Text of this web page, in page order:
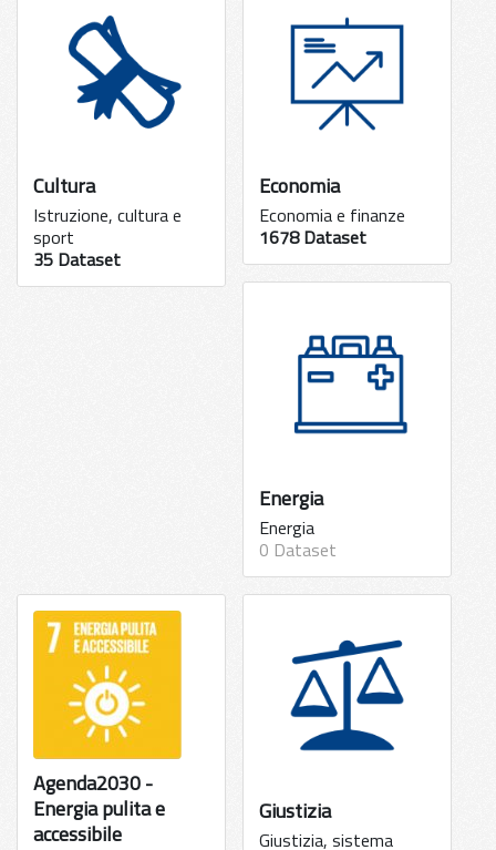
Cultura
Istruzione, cultura e
sport
35 Dataset
Economia
Economia e finanze
1678 Dataset
Energia
Energia
0 Dataset
Agenda2030 -
Energia pulita e
accessibile
Giustizia
Giustizia, sistema